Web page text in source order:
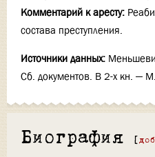
Комментарий к аресту:
состава преступления.
Источники данных:
Сб. документов. В 2-х кн. —
Биография [